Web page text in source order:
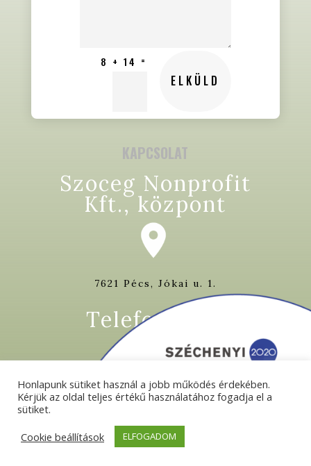
8 + 14 =
ELKÜLD
KAPCSOLAT
Szoceg Nonprofit
Kft., központ
7621 Pécs, Jókai u. 1.
Telefon/ fax
+36 72 513 813
Honlapunk sütiket használ a jobb működés érdekében.
Kérjük az oldal teljes értékű használatához fogadja el a
sütiket.
Cookie beállítások
ELFOGADOM